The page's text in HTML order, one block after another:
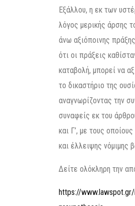
Εξάλλου, η εκ των
λόγος μερικής άρσης
άνω αξιόποινης
ότι οι πράξεις
καταβολή, μπορεί να
το δικαστήριο της
αναγνωρίζοντας την
συναφείς εκ του
και Γ’, με τους
και έλλειψης νόμιμης
Δείτε ολόκληρη την
https://